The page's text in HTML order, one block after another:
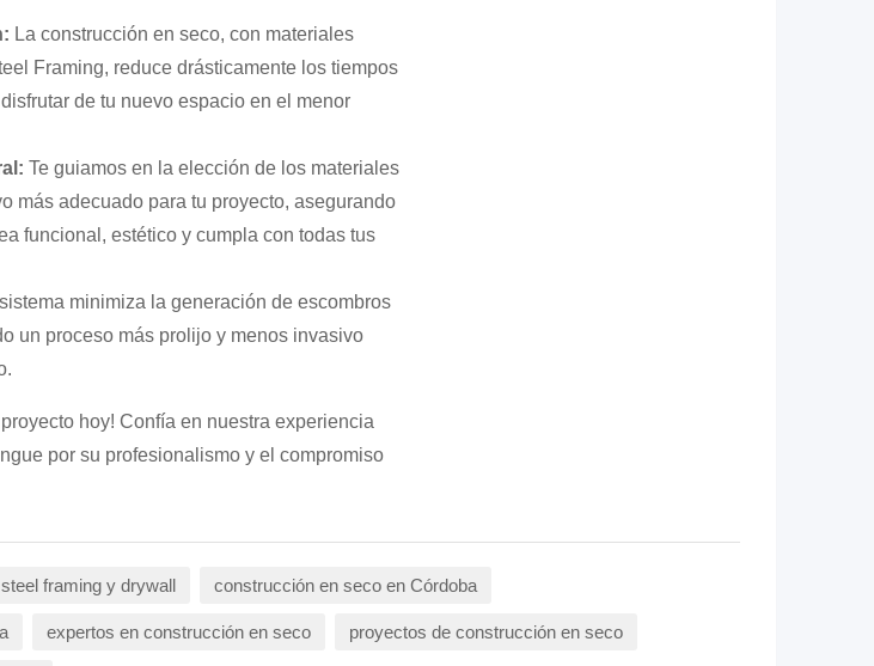
La construcción en seco, con materiales
Framing, reduce drásticamente los tiempos
de tu nuevo espacio en el menor
Te guiamos en la elección de los materiales
más adecuado para tu proyecto, asegurando
funcional, estético y cumpla con todas tus
minimiza la generación de escombros
un proceso más prolijo y menos invasivo
hoy! Confía en nuestra experiencia
por su profesionalismo y el compromiso
framing y drywall construcción en seco en Córdoba
expertos en construcción en seco proyectos de construcción en seco